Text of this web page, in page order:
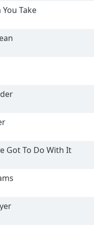
Take
Got To Do With It